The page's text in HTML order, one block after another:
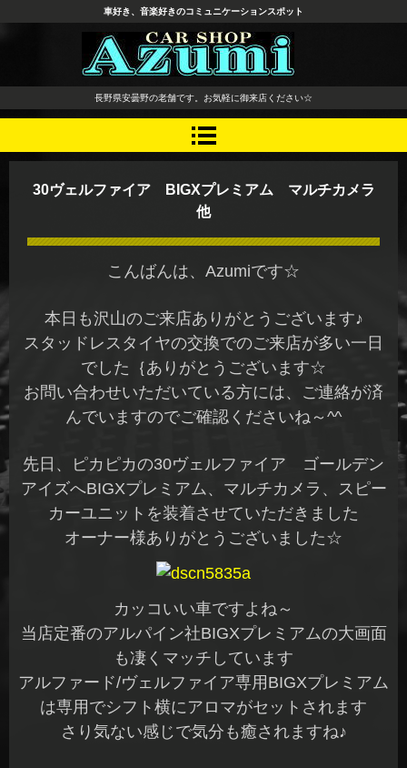
長野県 安曇野市 タイヤ ホ
イール デッドニング カーオ
ーディオ レカロシート
車好き、音楽好きのコミュニケーションスポット
長野県安曇野の老舗です。お気軽に御来店ください☆
30ヴェルファイア BIGXプレミアム マルチカメラ
他
こんばんは、Azumiです☆
本日も沢山のご来店ありがとうございます♪
スタッドレスタイヤの交換でのご来店が多い一日
でした｛ありがとうございます☆
お問い合わせいただいている方には、ご連絡が済
んでいますのでご確認くださいね～^^
先日、ピカピカの30ヴェルファイア ゴールデン
アイズへBIGXプレミアム、マルチカメラ、スピー
カーユニットを装着させていただきました
オーナー様ありがとうございました☆
カッコいい車ですよね～
当店定番のアルパイン社BIGXプレミアムの大画面
も凄くマッチしています
アルファード/ヴェルファイア専用BIGXプレミアム
は専用でシフト横にアロマがセットされます
さり気ない感じで気分も癒されますね♪